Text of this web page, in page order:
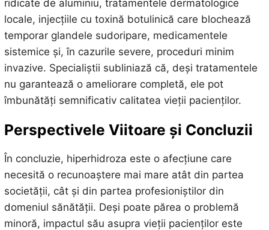
ridicate de aluminiu, tratamentele dermatologice
locale, injecțiile cu toxină botulinică care blochează
temporar glandele sudoripare, medicamentele
sistemice și, în cazurile severe, proceduri minim
invazive. Specialiștii subliniază că, deși tratamentele
nu garantează o ameliorare completă, ele pot
îmbunătăți semnificativ calitatea vieții pacienților.
Perspectivele Viitoare și Concluzii
În concluzie, hiperhidroza este o afecțiune care
necesită o recunoaștere mai mare atât din partea
societății, cât și din partea profesioniștilor din
domeniul sănătății. Deși poate părea o problemă
minoră, impactul său asupra vieții pacienților este